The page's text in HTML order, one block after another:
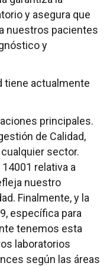
y asegura que
nuestros pacientes
y
tiene actualmente
principales.
de Calidad,
sector.
relativa a
nuestro
Finalmente, y la
específica para
tenemos esta
laboratorios
según las áreas